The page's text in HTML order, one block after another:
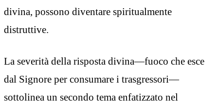
divina, possono diventare spiritualmente
distruttive.
La severità della risposta divina—fuoco che esce
dal Signore per consumare i trasgressori—
sottolinea un secondo tema enfatizzato nel